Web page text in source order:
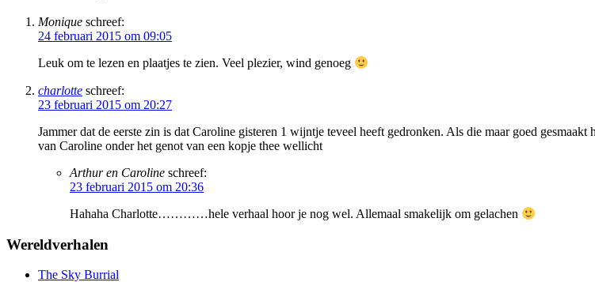
Monique schreef:
24 februari 2015 om 09:05
Leuk om te lezen en plaatjes te zien. Veel plezier, wind genoeg
charlotte schreef:
23 februari 2015 om 20:27
Jammer dat de eerste zin is dat Caroline gisteren 1 wijntje teveel heeft gedronken. Als die maar goed
van Caroline onder het genot van een kopje thee wellicht
Arthur en Caroline schreef:
23 februari 2015 om 20:36
Hahaha Charlotte…………hele verhaal hoor je nog wel. Allemaal smakelijk om gelachen
Wereldverhalen
The Sky Burrial